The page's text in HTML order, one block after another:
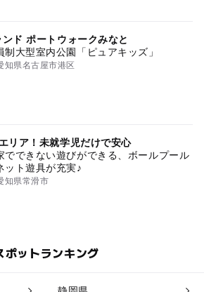
ド ポートウォークみなと
制大型室内公園「ピュアキッズ」
知県名古屋市港区
リア！未就学児だけで安心
でできない遊びができる、ボールプール
ット遊具が充実♪
知県常滑市
ポットランキング